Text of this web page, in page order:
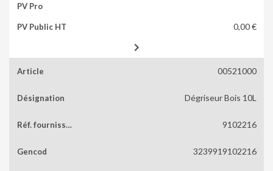
0,00 €

00521000
Dégriseur Bois 10L
9102216
3239919102216